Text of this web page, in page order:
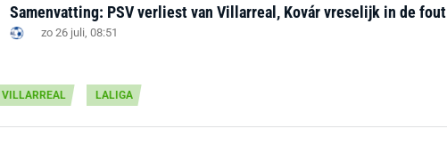
Samenvatting: PSV verliest van Villarreal, Kovár vreselijk in de fout
zo 26 juli, 08:51
VILLARREAL LALIGA